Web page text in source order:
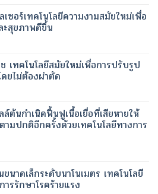
ยี
ยี
ปลง
ยี
ซอร์เทคโนโลยีความงามสมัยใหม่เพื่อ
ะสุขภาพดีขึ้น
เทคโนโลยีสมัยใหม่เพื่อการปรับรูป
ยไม่ต้องผ่าตัด
ต้นกำเนิดฟื้นฟูเนื้อเยื่อที่เสียหายให้
ามปกติอีกครั้งด้วยเทคโนโลยีทางการ
นาดเล็กระดับนาโนเมตร เทคโนโลยี
รรักษาโรคร้ายแรง